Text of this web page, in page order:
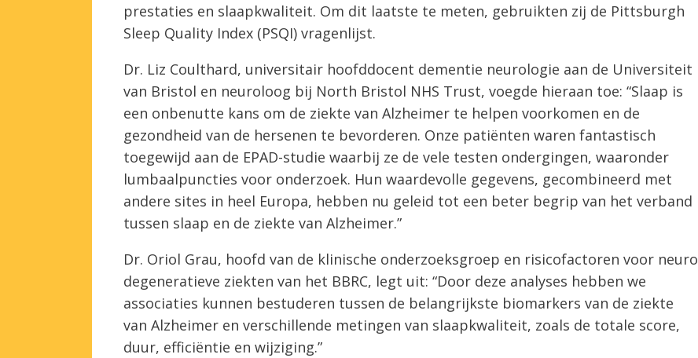
prestaties en slaapkwaliteit. Om dit laatste te meten, gebruikten zij de Pittsburgh
Sleep Quality Index (PSQI) vragenlijst.
Dr. Liz Coulthard, universitair hoofddocent dementie neurologie aan de Universiteit
van Bristol en neuroloog bij North Bristol NHS Trust, voegde hieraan toe: “Slaap is
een onbenutte kans om de ziekte van Alzheimer te helpen voorkomen en de
gezondheid van de hersenen te bevorderen. Onze patiënten waren fantastisch
toegewijd aan de EPAD-studie waarbij ze de vele testen ondergingen, waaronder
lumbaalpuncties voor onderzoek. Hun waardevolle gegevens, gecombineerd met
andere sites in heel Europa, hebben nu geleid tot een beter begrip van het verband
tussen slaap en de ziekte van Alzheimer.”
Dr. Oriol Grau, hoofd van de klinische onderzoeksgroep en risicofactoren voor neuro
degeneratieve ziekten van het BBRC, legt uit: “Door deze analyses hebben we
associaties kunnen bestuderen tussen de belangrijkste biomarkers van de ziekte
van Alzheimer en verschillende metingen van slaapkwaliteit, zoals de totale score,
duur, efficiëntie en wijziging.”